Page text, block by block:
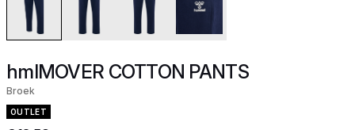
hmlMOVER COTTON PANTS
Broek
OUTLET